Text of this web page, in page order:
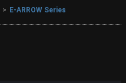
E-ARROW Series